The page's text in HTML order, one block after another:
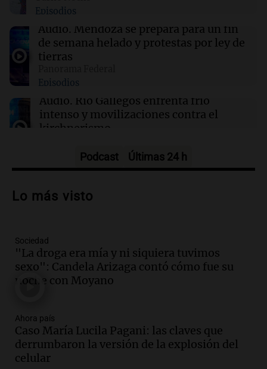
Enfrentamientos y caos en la protesta contra
la Ley de Inviolabilidad de la Propiedad
Privada
Emotivo adiós en Gran Hermano: Juani
abandona por la salud de su madre
Episodios
Audio. Mendoza se prepara para un fin
de semana helado y protestas por ley de
tierras
Episodios
Audio. Río Gallegos enfrenta frío
intenso y movilizaciones contra el
kirchnerismo
Audio.Debate en el Senado sobre
la soberanía digital en Argentina
Audio.
de semana helado y ciudadanos
marchan contra reforma de tierras
Panorama Federal
Audio.
adelantó su show en Rosario.
Viva la Radio Rosario
Episodios
Podcast Últimas 24 h
Lo más visto
Sociedad
"La droga era mía y ni siquiera tuvimos
sexo": Candela Arizaga contó cómo fue su
noche con Moyano
Ahora país
Caso María Lucila Pagani: las claves que
derrumbaron la versión de la explosión del
celular